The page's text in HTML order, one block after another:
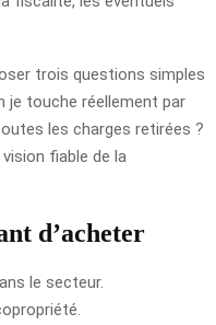
trois questions simples
je touche réellement par
les charges retirées ?
fiable de la
d’acheter
le secteur.